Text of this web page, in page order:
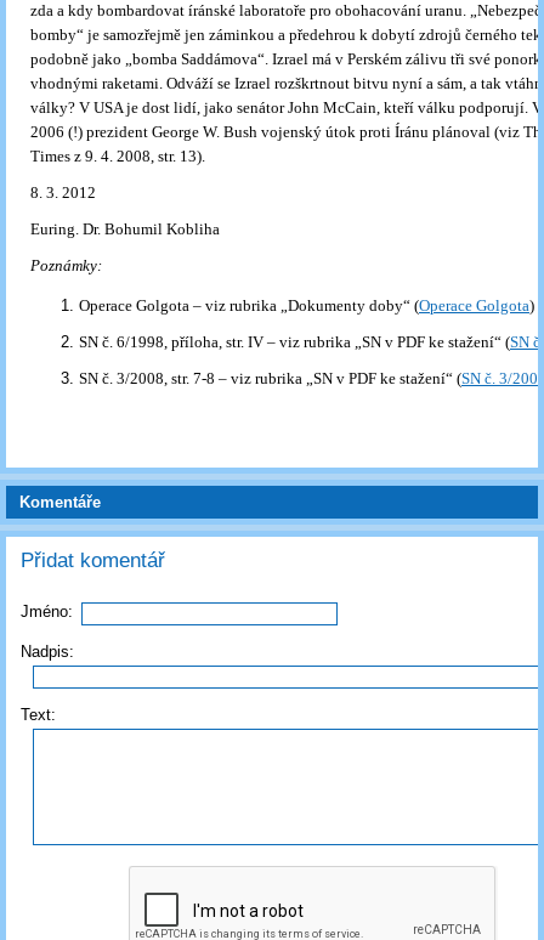
zda a kdy bombardovat íránské laboratoře pro obohacování uranu.
bomby“ je samozřejmě jen záminkou a předehrou k dobytí zdrojů černého
podobně jako „bomba Saddámova“. Izrael má v Perském zálivu tři své
vhodnými raketami. Odváží se Izrael rozškrtnout bitvu nyní a sám, a tak
války? V USA je dost lidí, jako senátor John McCain, kteří válku podporují.
2006 (!) prezident George W. Bush vojenský útok proti Íránu plánoval (viz
Times z 9. 4. 2008, str. 13).
8. 3. 2012
Euring. Dr. Bohumil Kobliha
Poznámky:
Operace Golgota – viz rubrika „Dokumenty doby“ (Operace Golgota)
SN č. 6/1998, příloha, str. IV – viz rubrika „SN v PDF ke stažení“ (SN
SN č. 3/2008, str. 7-8 – viz rubrika „SN v PDF ke stažení“ (SN č. 3/
Komentáře
Přidat komentář
Jméno:
Nadpis:
Text: